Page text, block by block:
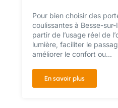
Pour bien choisir des
coulissantes à Besse-
partir de l’usage réel de
lumière, faciliter le
améliorer le confort ou...
En savoir plus